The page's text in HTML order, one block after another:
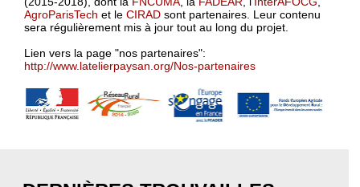
AgroParisTech et le CIRAD sont partenaires. Leur contenu
sera régulièrement mis à jour tout au long du projet.
Lien vers la page "nos partenaires":
http://www.latelierpaysan.org/Nos-partenaires